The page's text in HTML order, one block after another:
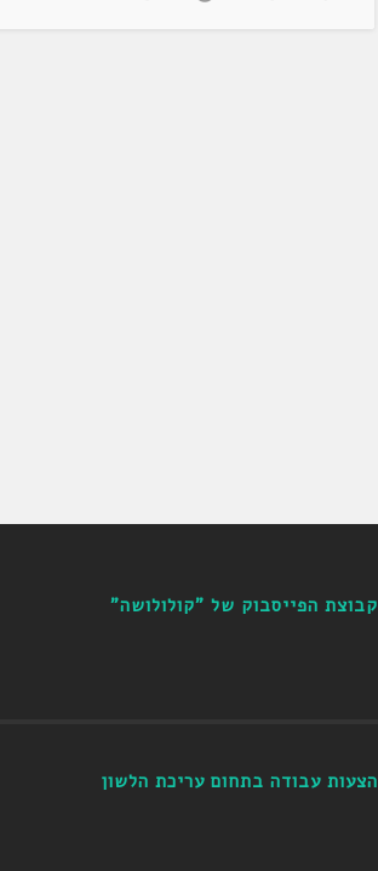
קבוצת הפייסבוק של "קולולושה"
הצעות עבודה בתחום עריכת הלשון